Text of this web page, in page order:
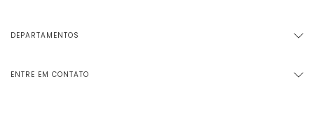
DEPARTAMENTOS
ENTRE EM CONTATO